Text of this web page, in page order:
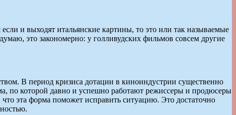
и выходят итальянские картины, то это или так называемые
это закономерно: у голливудских фильмов совсем другие
В период кризиса дотации в киноиндустрии существенно
по которой давно и успешно работают режиссеры и продюсеры
эта форма поможет исправить ситуацию. Это достаточно